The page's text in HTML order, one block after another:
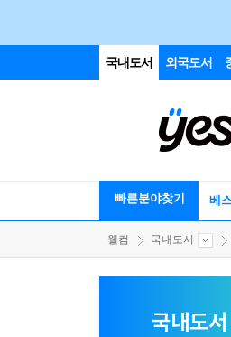
국내도서 외국도서
빠른분야찾기 베
웰컴 국내도서
국내도서